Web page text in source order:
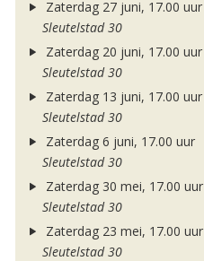
Zaterdag 27 juni, 17.00 uur
Sleutelstad 30
Zaterdag 20 juni, 17.00 uur
Sleutelstad 30
Zaterdag 13 juni, 17.00 uur
Sleutelstad 30
Zaterdag 6 juni, 17.00 uur
Sleutelstad 30
Zaterdag 30 mei, 17.00 uur
Sleutelstad 30
Zaterdag 23 mei, 17.00 uur
Sleutelstad 30